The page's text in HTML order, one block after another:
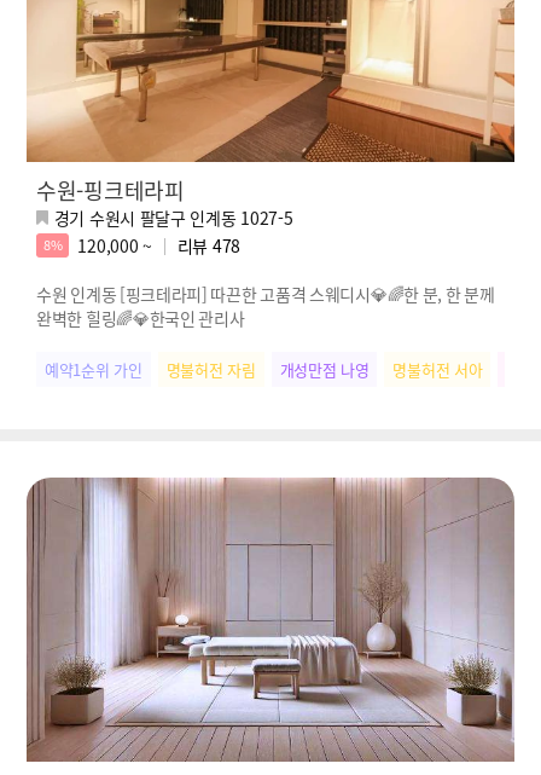
수원-핑크테라피
경기 수원시 팔달구 인계동 1027-5
8% 120,000 ~ 리뷰 478
수원 인계동 [핑크테라피] 따끈한 고품격 스웨디시💎🌈한 분, 한 분께
완벽한 힐링🌈💎한국인 관리사
예약1순위 가인 명불허전 자림 개성만점 나영 명불허전 서아